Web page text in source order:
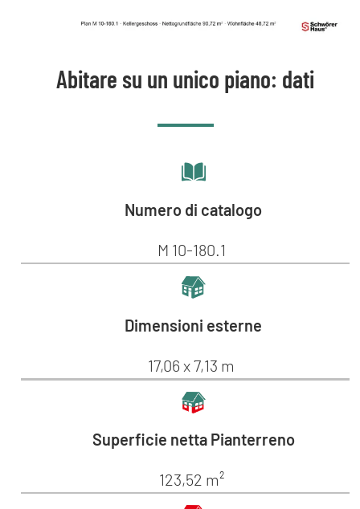
Abitare su un unico piano: dati
Numero di catalogo
M 10-180.1
Dimensioni esterne
17,06 x 7,13 m
Superficie netta Pianterreno
123,52 m²